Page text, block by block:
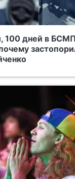
100 дней в